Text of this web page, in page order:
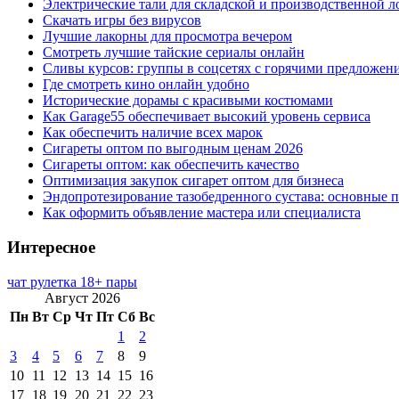
Электрические тали для складской и производственной
Скачать игры без вирусов
Лучшие лакорны для просмотра вечером
Смотреть лучшие тайские сериалы онлайн
Сливы курсов: группы в соцсетях с горячими
Где смотреть кино онлайн удобно
Исторические дорамы с красивыми костюмами
Как Garage55 обеспечивает высокий уровень сервиса
Как обеспечить наличие всех марок
Сигареты оптом по выгодным ценам 2026
Сигареты оптом: как обеспечить качество
Оптимизация закупок сигарет оптом для бизнеса
Эндопротезирование тазобедренного сустава: основные
Как оформить объявление мастера или специалиста
Интересное
чат рулетка 18+ пары
Август 2026
Пн Вт Ср Чт Пт Сб Вс
1
2
3
4 5 6 7 8
9
10 11 12 13 14 15 16
17 18 19 20 21 22 23